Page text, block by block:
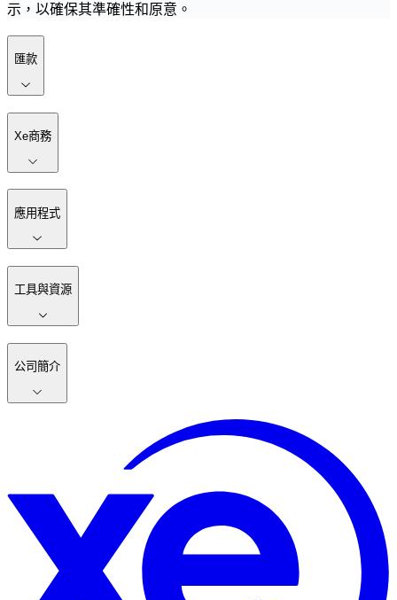
示，以確保其準確性和原意。
匯款
Xe商務
應用程式
工具與資源
公司簡介